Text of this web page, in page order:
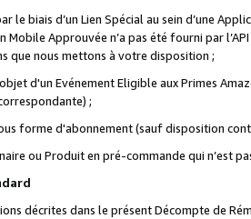
le biais d’un Lien Spécial au sein d’une
Approuvée n’a pas été fourni par
que nous mettons à votre disposition ;
d'un Evénement Eligible aux Primes
;
forme d'abonnement (sauf disposition
ou Produit en pré-commande qui n’est
décrites dans le présent Décompte de